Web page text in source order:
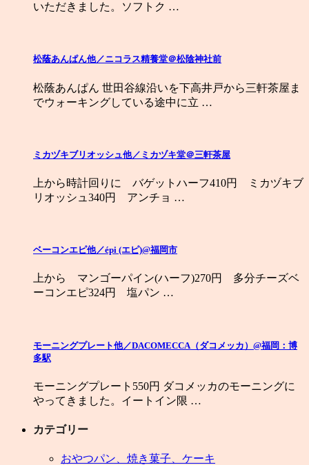
いただきました。ソフトク …
松蔭あんぱん他／ニコラス精養堂＠松陰神社前
松蔭あんぱん 世田谷線沿いを下高井戸から三軒茶屋ま
でウォーキングしている途中に立 …
ミカヅキブリオッシュ他／ミカヅキ堂＠三軒茶屋
上から時計回りに バゲットハーフ410円 ミカヅキブ
リオッシュ340円 アンチョ …
ベーコンエピ他／épi (エピ)@福岡市
上から マンゴーパイン(ハーフ)270円 多分チーズベ
ーコンエピ324円 塩パン …
モーニングプレート他／DACOMECCA（ダコメッカ）@福岡：博
多駅
モーニングプレート550円 ダコメッカのモーニングに
やってきました。イートイン限 …
カテゴリー
おやつパン、焼き菓子、ケーキ